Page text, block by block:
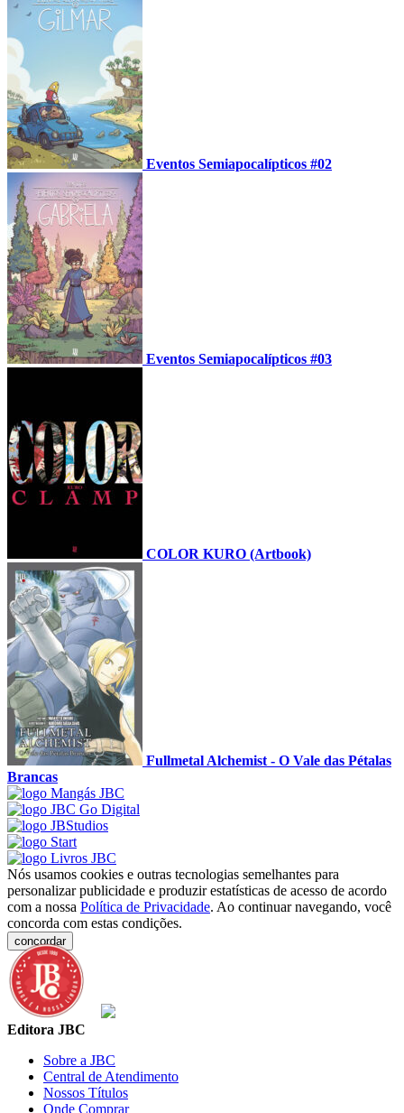
Eventos Semiapocalípticos #02
Eventos Semiapocalípticos #03
COLOR KURO (Artbook)
Fullmetal Alchemist - O Vale das Pétalas
Brancas
Nós usamos cookies e outras tecnologias semelhantes para
personalizar publicidade e produzir estatísticas de acesso de acordo
com a nossa Política de Privacidade. Ao continuar navegando, você
concorda com estas condições.
concordar
Editora JBC
Sobre a JBC
Central de Atendimento
Nossos Títulos
Onde Comprar